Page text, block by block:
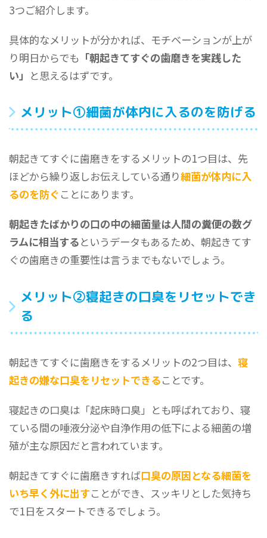
3つご紹介します。
具体的なメリットが分かれば、モチベーションが上が
り明日からでも 「朝起きてすぐの歯磨きを実践した
い」 と思えるはずです。
メリット①細菌が体内に入るのを防げる
朝起きてすぐに歯磨きをするメリットの1つ目は、先
ほどから繰り返しお伝えしている通り細菌が体内に入
るのを防ぐ ことにあります。
朝起きたばかりの口の中の細菌量は人間の糞便の数グ
ラムに相当するというデータもあるため、朝起きてす
ぐの歯磨きの重要性は言うまでもないでしょう。
メリット②寝起きの口臭をリセットでき
る
朝起きてすぐに歯磨きをするメリットの2つ目は、寝
起きの嫌な口臭をリセットできることです。
寝起きの口臭は「起床時口臭」とも呼ばれており、寝
ている間の唾液分泌や自浄作用の低下による細菌の増
殖が主な原因だと言われています。
朝起きてすぐに歯磨きすれば口臭の原因となる細菌を
いち早く外に出すことができ、スッキリとした気持ち
で1日をスタートできるでしょう。